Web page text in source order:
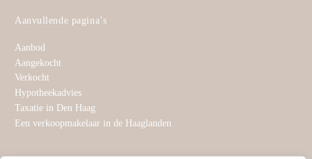
Aanvullende pagina’s
Aanbod
Aangekocht
Verkocht
Hypotheekadvies
Taxatie in Den Haag
Een verkoopmakelaar in de Haaglanden